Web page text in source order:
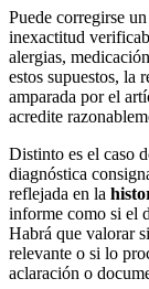
Puede corregirse un
inexactitud
alergias,
estos supuestos, la
amparada por el
acredite
Distinto es el caso
diagnóstica
reflejada en la
informe como si el
Habrá que valorar
relevante o si lo
aclaración o